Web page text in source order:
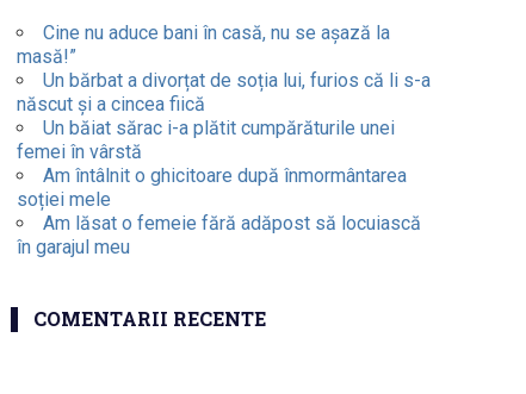
Cine nu aduce bani în casă, nu se așază la
masă!”
Un bărbat a divorțat de soția lui, furios că li s-a
născut și a cincea fiică
Un băiat sărac i-a plătit cumpărăturile unei
femei în vârstă
Am întâlnit o ghicitoare după înmormântarea
soției mele
Am lăsat o femeie fără adăpost să locuiască
în garajul meu
COMENTARII RECENTE